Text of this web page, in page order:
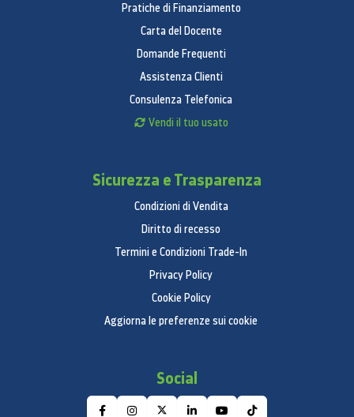
Pratiche di Finanziamento
Carta del Docente
Domande Frequenti
Assistenza Clienti
Consulenza Telefonica
Vendi il tuo usato
Sicurezza e Trasparenza
Condizioni di Vendita
Diritto di recesso
Termini e Condizioni Trade-In
Privacy Policy
Cookie Policy
Aggiorna le preferenze sui cookie
Social